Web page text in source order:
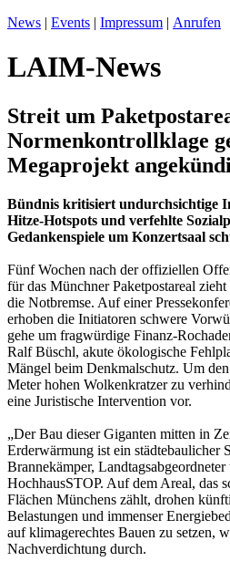
News | Events | Impressum | Anrufen
LAIM-News
Streit um
Normenkontrollklage
Megaprojekt
Bündnis kritisiert undurchsichtige
Hitze-Hotspots und verfehlte
Gedankenspiele um Konzertsaal
Fünf Wochen nach der offiziellen
für das Münchner Paketpostareal
die Notbremse. Auf einer
erhoben die Initiatoren schwere
gehe um fragwürdige Finanz-
Ralf Büschl, akute ökologische
Mängel beim Denkmalschutz. Um
Meter hohen Wolkenkratzer zu
eine Juristische Intervention vor.
„Der Bau dieser Giganten mitten in
Erderwärmung ist ein städtebaulicher
Brannekämper,
HochhausSTOP. Auf dem Areal, das
Flächen Münchens zählt, drohen
Belastungen und immenser
auf klimagerechtes Bauen zu setzen,
Nachverdichtung durch.